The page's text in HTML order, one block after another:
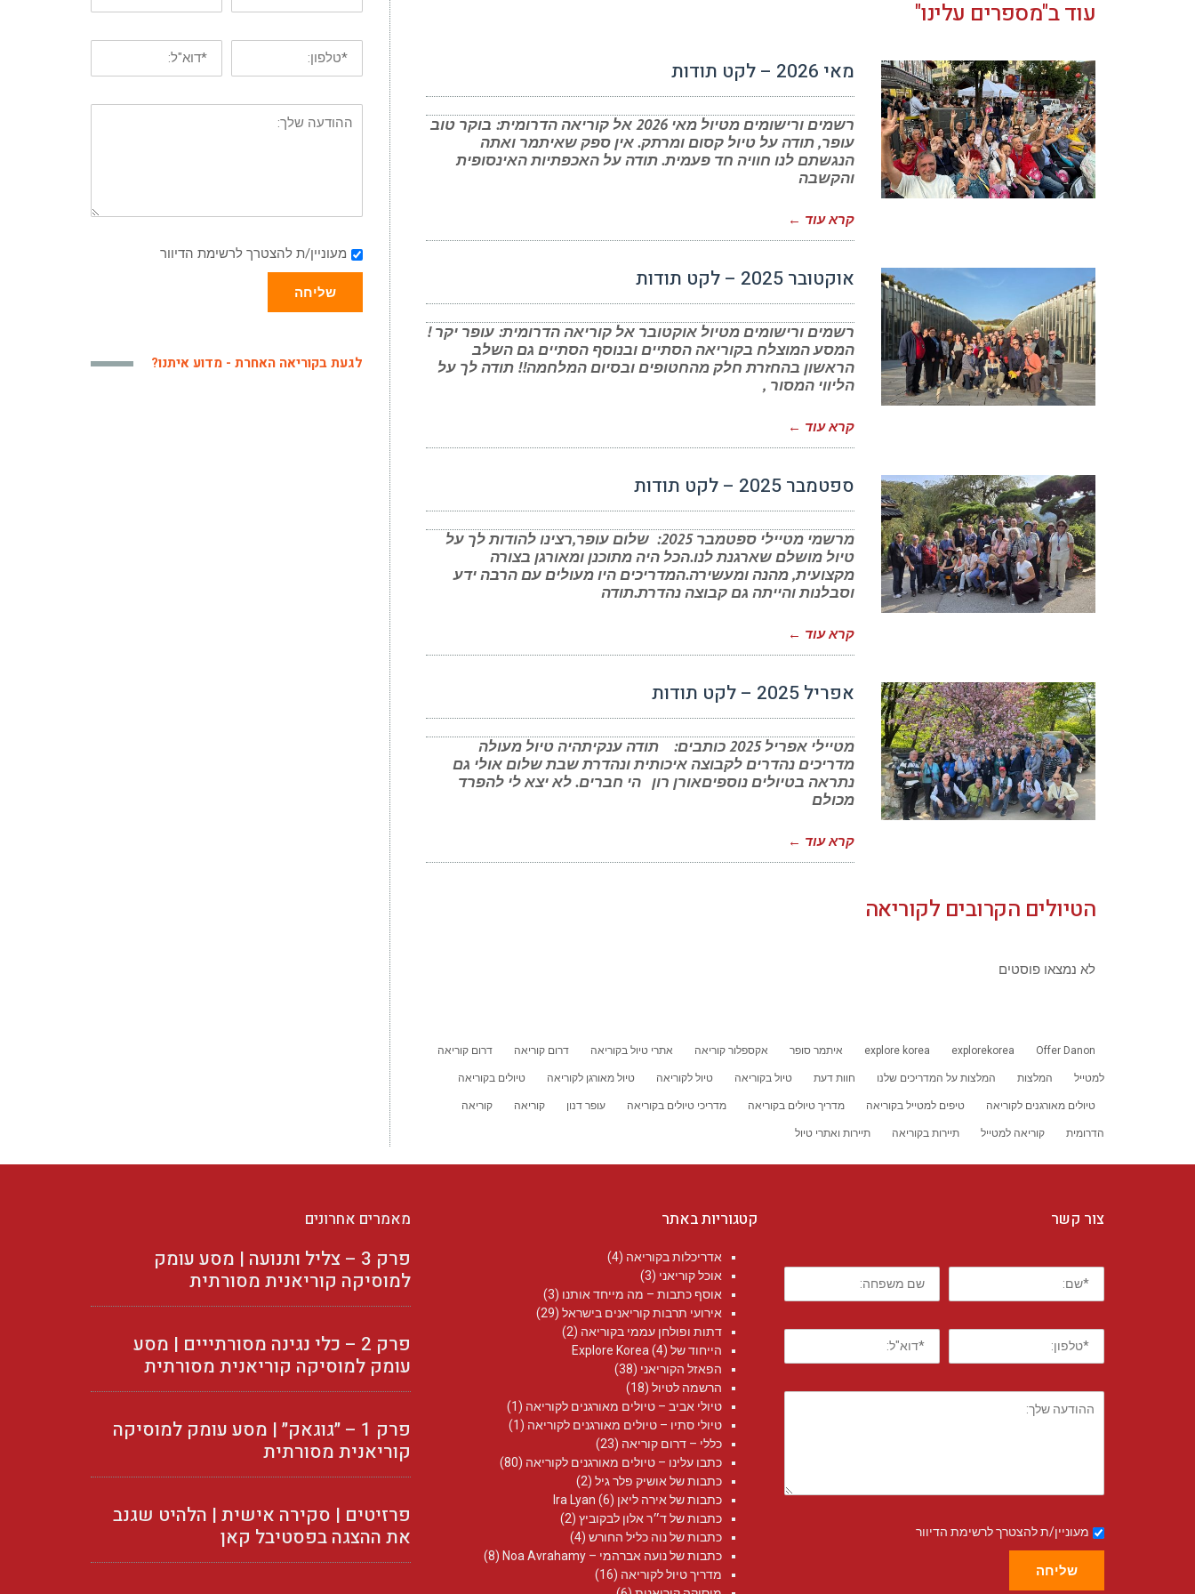
עוד ב"מספרים עלינו"
מאי 2026 – לקט תודות
רשמים ורישומים מטיול מאי 2026 אל קוריאה הדרומית: בוקר טוב
עופר, תודה על טיול קסום ומרתק. אין ספק שאיתמר ואתה
הנגשתם לנו חוויה חד פעמית. תודה על האכפתיות האינסופית
והקשבה
קרא עוד ←
אוקטובר 2025 – לקט תודות
רשמים ורישומים מטיול אוקטובר אל קוריאה הדרומית: עופר יקר !
המסע המוצלח בקוריאה הסתיים ובנוסף הסתיים גם השלב
הראשון בהחזרת חלק מהחטופים ובסיום המלחמה!! תודה לך על
הליווי המסור ,
קרא עוד ←
ספטמבר 2025 – לקט תודות
מרשמי מטיילי ספטמבר 2025: שלום עופר,רצינו להודות לך על
טיול מושלם שארגנת לנו.הכל היה מתוכנן ומאורגן בצורה
מקצועית, מהנה ומעשירה.המדריכים היו מעולים עם הרבה ידע
וסבלנות והייתה גם קבוצה נהדרת.תודה
קרא עוד ←
אפריל 2025 – לקט תודות
מטיילי אפריל 2025 כותבים: תודה ענקיתהיה טיול מעולה
מדריכים נהדרים לקבוצה איכותית ונהדרת שבת שלום אולי גם
נתראה בטיולים נוספיםאורן רון הי חברים. לא יצא לי להפרד
מכולם
קרא עוד ←
הטיולים הקרובים לקוריאה
לא נמצאו פוסטים
explore korea explorekorea Offer Danon איתמר סופר אקספלור קוריאה אתרי טיול בקוריאה דרום קוריאה דרום קוריאה
למטייל המלצות המלצות על המדריכים שלנו חוות דעת טיול בקוריאה טיול לקוריאה טיול מאורגן לקוריאה טיולים בקוריאה
טיולים מאורגנים לקוריאה טיפים למטייל בקוריאה מדריך טיולים בקוריאה מדריכי טיולים בקוריאה עופר דנון קוריאה קוריאה
הדרומית קוריאה למטייל תיירות בקוריאה תיירות ואתרי טיול
מעוניין/ת להצטרך לרשימת הדיוור
שליחה
לגעת בקוריאה האחרת - מדוע איתנו?
צור קשר
מעוניין/ת להצטרך לרשימת הדיוור
שליחה
קטגוריות באתר
אדריכלות בקוריאה (4)
אוכל קוריאני (3)
אוסף כתבות – מה מייחד אותנו (3)
אירועי תרבות קוריאנים בישראל (29)
דתות ופולחן עממי בקוריאה (2)
הייחוד של Explore Korea (4)
הפאזל הקוריאני (38)
הרשמה לטיול (18)
טיולי אביב – טיולים מאורגנים לקוריאה (1)
טיולי סתיו – טיולים מאורגנים לקוריאה (1)
כללי – דרום קוריאה (23)
כתבו עלינו – טיולים מאורגנים לקוריאה (80)
כתבות של אושיק פלר גיל (2)
כתבות של אירה ליאן Ira Lyan (6)
כתבות של ד״ר אלון לבקוביץ (2)
כתבות של נוה כליל החורש (4)
כתבות של נועה אברהמי – Noa Avrahamy‏
(8)
מדריך טיול לקוריאה (16)
מאמרים אחרונים
פרק 3 – צליל ותנועה | מסע עומק
למוסיקה קוריאנית מסורתית
פרק 2 – כלי נגינה מסורתייים | מסע
עומק למוסיקה קוריאנית מסורתית
פרק 1 – ״גוגאק״ | מסע עומק למוסיקה
קוריאנית מסורתית
פרזיטים | סקירה אישית | הלהיט שגנב
את ההצגה בפסטיבל קאן